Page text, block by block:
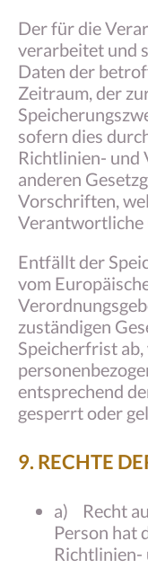
Der für die
verarbeitet und
Daten der
Zeitraum, der
sofern dies
Richtlinien- und
anderen
Vorschriften,
Verantwortliche
Entfällt der
vom
zuständigen
Speicherfrist
entsprechend
gesperrt oder
9. RECHTE
a) Recht
Person hat
Richtlinien-